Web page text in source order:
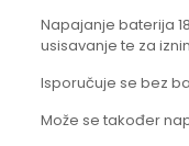
Napajanje baterija
usisavanje te za
Isporučuje se bez
Može se također